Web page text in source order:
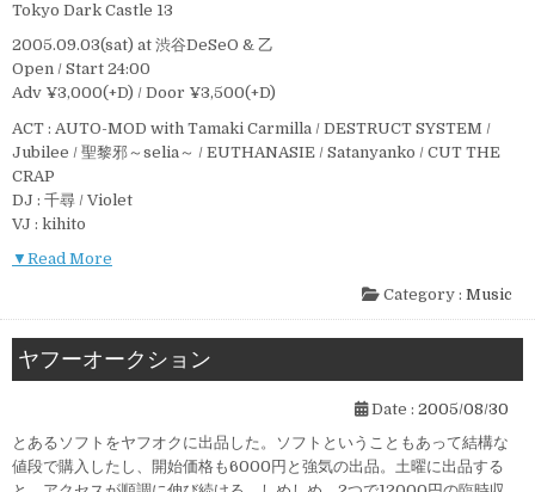
Tokyo Dark Castle 13
2005.09.03(sat) at 渋谷DeSeO & 乙
Open / Start 24:00
Adv ¥3,000(+D) / Door ¥3,500(+D)
ACT : AUTO-MOD with Tamaki Carmilla / DESTRUCT SYSTEM /
Jubilee / 聖黎邪～selia～ / EUTHANASIE / Satanyanko / CUT THE
CRAP
DJ : 千尋 / Violet
VJ : kihito
▼Read More
Category : Music
ヤフーオークション
Date : 2005/08/30
とあるソフトをヤフオクに出品した。ソフトということもあって結構な
値段で購入したし、開始価格も6000円と強気の出品。土曜に出品する